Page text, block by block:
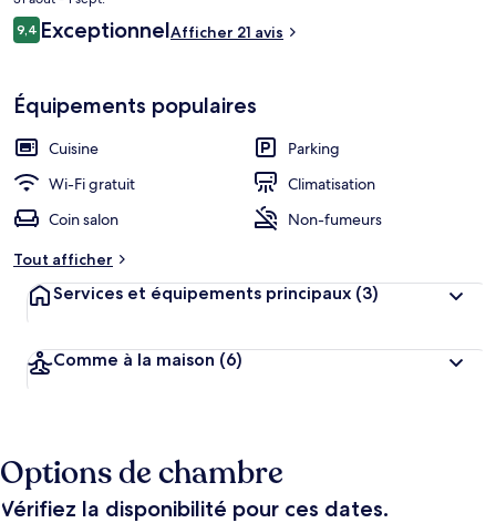
est
de
Avis
voyageurs
9,49,4 sur 10
ExceptionnelAfficher 21 avis
Équipements populaires
Cuisine
Parking
Wi-Fi gratuit
Climatisation
Coin salon
Non-fumeurs
Tout afficher
Services et équipements principaux (3)
Comme à la maison (6)
Options de chambre
Vérifiez la disponibilité pour ces dates.